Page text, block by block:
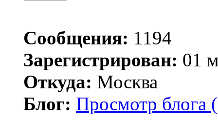
Сообщения: 1194
Зарегистрирован: 01
Откуда: Москва
Блог: Просмотр блога